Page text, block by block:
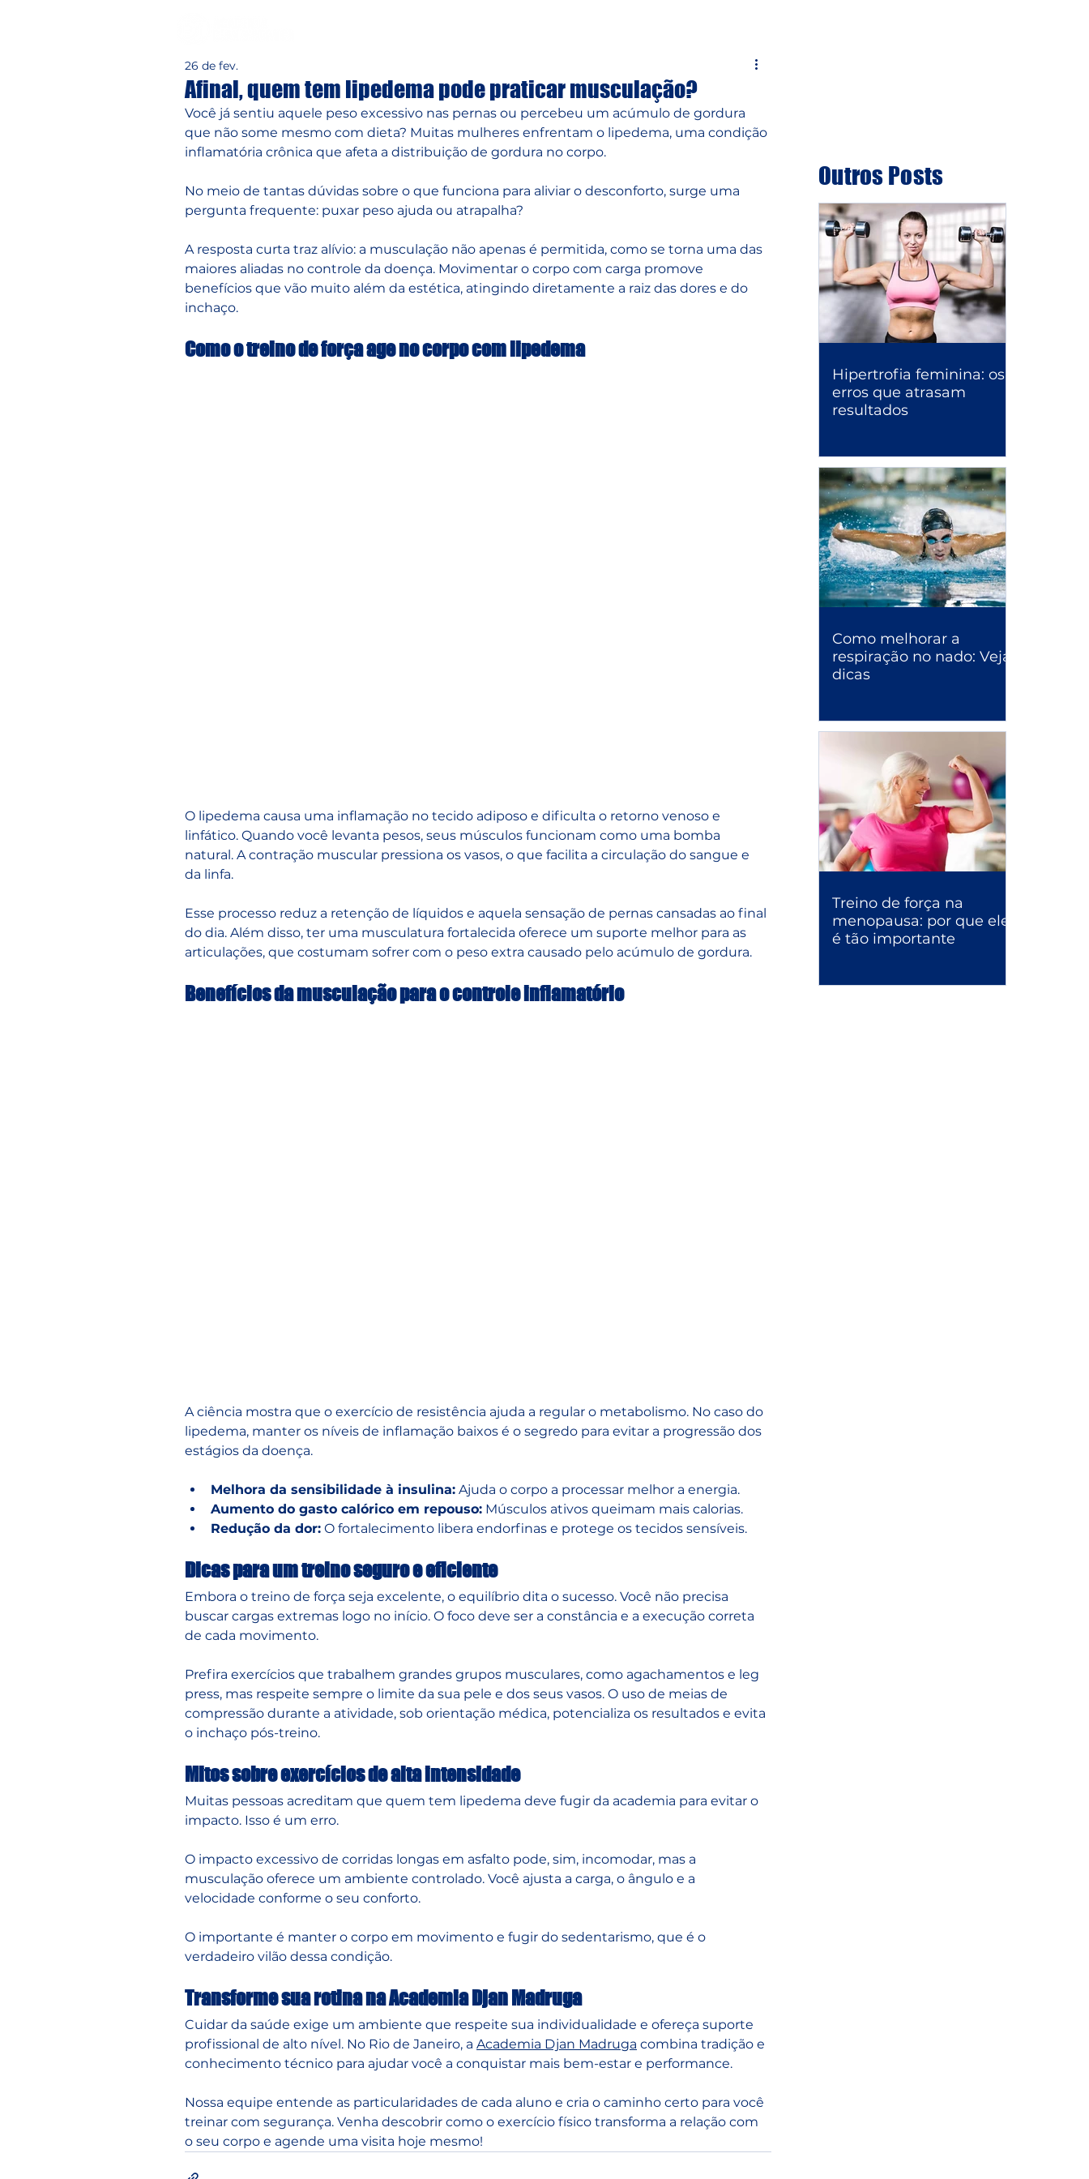
Afinal, quem tem lipedema pode praticar musculação?
26 de fev.
Você já sentiu aquele peso excessivo nas pernas ou percebeu um acúmulo de gordura
que não some mesmo com dieta? Muitas mulheres enfrentam o lipedema, uma condição
inflamatória crônica que afeta a distribuição de gordura no corpo.
No meio de tantas dúvidas sobre o que funciona para aliviar o desconforto, surge uma
pergunta frequente: puxar peso ajuda ou atrapalha?
A resposta curta traz alívio: a musculação não apenas é permitida, como se torna uma das
maiores aliadas no controle da doença. Movimentar o corpo com carga promove
benefícios que vão muito além da estética, atingindo diretamente a raiz das dores e do
inchaço.
Como o treino de força age no corpo com lipedema
O lipedema causa uma inflamação no tecido adiposo e dificulta o retorno venoso e
linfático. Quando você levanta pesos, seus músculos funcionam como uma bomba
natural. A contração muscular pressiona os vasos, o que facilita a circulação do sangue e
da linfa.
Esse processo reduz a retenção de líquidos e aquela sensação de pernas cansadas ao final
do dia. Além disso, ter uma musculatura fortalecida oferece um suporte melhor para as
articulações, que costumam sofrer com o peso extra causado pelo acúmulo de gordura.
Benefícios da musculação para o controle inflamatório
A ciência mostra que o exercício de resistência ajuda a regular o metabolismo. No caso do
lipedema, manter os níveis de inflamação baixos é o segredo para evitar a progressão dos
estágios da doença.
Melhora da sensibilidade à insulina: Ajuda o corpo a processar melhor a energia.
Aumento do gasto calórico em repouso: Músculos ativos queimam mais calorias.
Redução da dor: O fortalecimento libera endorfinas e protege os tecidos sensíveis.
Dicas para um treino seguro e eficiente
Embora o treino de força seja excelente, o equilíbrio dita o sucesso. Você não precisa
buscar cargas extremas logo no início. O foco deve ser a constância e a execução correta
de cada movimento.
Prefira exercícios que trabalhem grandes grupos musculares, como agachamentos e leg
press, mas respeite sempre o limite da sua pele e dos seus vasos. O uso de meias de
compressão durante a atividade, sob orientação médica, potencializa os resultados e evita
o inchaço pós-treino.
Mitos sobre exercícios de alta intensidade
Muitas pessoas acreditam que quem tem lipedema deve fugir da academia para evitar o
impacto. Isso é um erro.
O impacto excessivo de corridas longas em asfalto pode, sim, incomodar, mas a
musculação oferece um ambiente controlado. Você ajusta a carga, o ângulo e a
velocidade conforme o seu conforto.
O importante é manter o corpo em movimento e fugir do sedentarismo, que é o
verdadeiro vilão dessa condição.
Transforme sua rotina na Academia Djan Madruga
Cuidar da saúde exige um ambiente que respeite sua individualidade e ofereça suporte
profissional de alto nível. No Rio de Janeiro, a Academia Djan Madruga combina tradição e
conhecimento técnico para ajudar você a conquistar mais bem-estar e performance.
Nossa equipe entende as particularidades de cada aluno e cria o caminho certo para você
treinar com segurança. Venha descobrir como o exercício físico transforma a relação com
o seu corpo e agende uma visita hoje mesmo!
Hipertrofia feminina: os
erros que atrasam
resultados
Como melhorar a
respiração no nado: Veja
dicas
Treino de força na
menopausa: por que ele
é tão importante
Outros Posts